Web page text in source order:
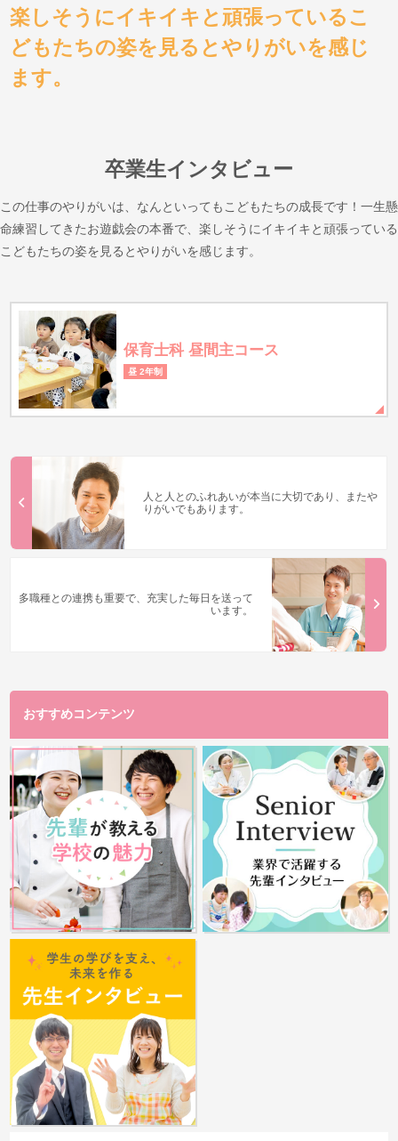
楽しそうにイキイキと頑張っているこ
どもたちの姿を見るとやりがいを感じ
ます。
卒業生インタビュー
この仕事のやりがいは、なんといってもこどもたちの成長です！一生懸
命練習してきたお遊戯会の本番で、楽しそうにイキイキと頑張っている
こどもたちの姿を見るとやりがいを感じます。
保育士科 昼間主コース
昼 2年制
人と人とのふれあいが本当に大切であり、またや
りがいでもあります。
多職種との連携も重要で、充実した毎日を送って
います。
おすすめコンテンツ